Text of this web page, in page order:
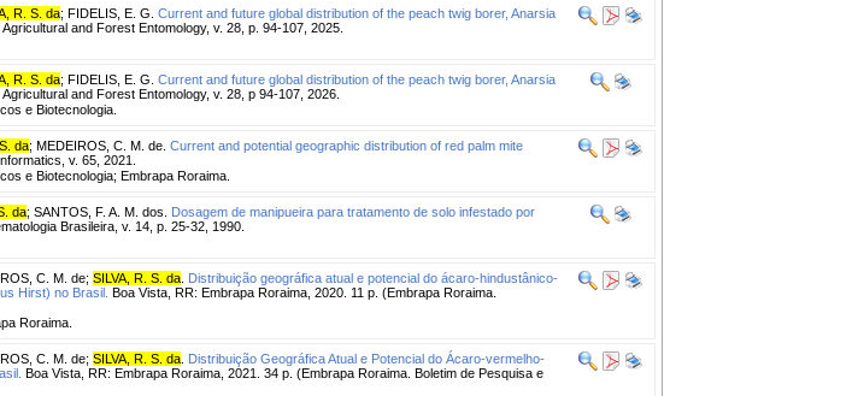
R. S. da; FIDELIS, E. G. Current and future global distribution of the peach twig borer, Anarsia
Agricultural and Forest Entomology, v. 28, p. 94-107, 2025.
R. S. da; FIDELIS, E. G. Current and future global distribution of the peach twig borer, Anarsia
Agricultural and Forest Entomology, v. 28, p 94-107, 2026.
e Biotecnologia.
da; MEDEIROS, C. M. de. Current and potential geographic distribution of red palm mite
v. 65, 2021.
e Biotecnologia; Embrapa Roraima.
da; SANTOS, F. A. M. dos.
Dosagem de manipueira para tratamento de solo infestado por
Brasileira, v. 14, p. 25-32, 1990.
C. M. de; SILVA, R. S. da Distribuição geográfica atual e potencial do ácaro-hindustânico-
Hirst) no Brasil. Boa Vista, RR: Embrapa Roraima, 2020. 11 p. (Embrapa Roraima.
Roraima.
C. M. de; SILVA, R. S. da Distribuição Geográfica Atual e Potencial do Ácaro-vermelho-
Boa Vista, RR: Embrapa Roraima, 2021. 34 p. (Embrapa Roraima. Boletim de Pesquisa e